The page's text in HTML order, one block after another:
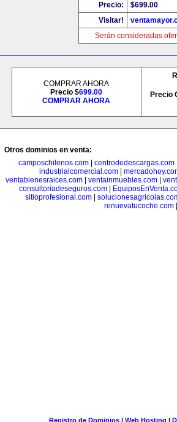
Precio:
$699.00
Visitar!
Serán consideradas
COMPRAR AHORA
Precio $699.00
COMPRAR AHORA
Precio
Otros dominios en venta:
camposchilenos.com| centrodedescargas.com
industrialcomercial.com
ventabienesraices.com| ventainmuebles.com|
consultoriadeseguros.com|
sitioprofesional.com
renuevatucoche.com
Registro de Dominios| Web Hosting |